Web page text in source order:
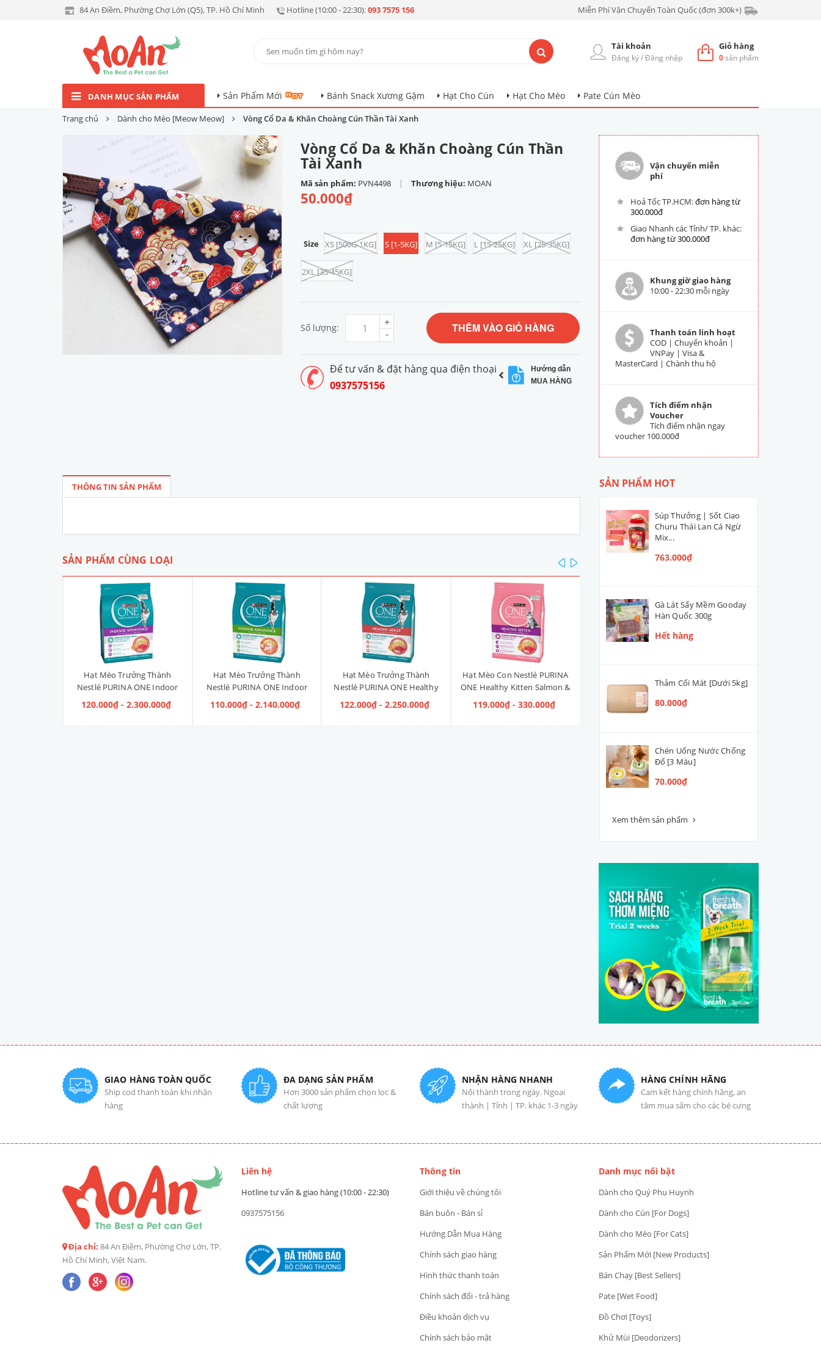
84 An Điềm, Phường Chợ Lớn (Q5), TP. Hồ Chí Minh Hotline (10:00 - 22:30):093 7575 156 Miễn Phí Vận Chuyển Toàn Quốc (đơn 300k+)
Giỏ hàng
0sản phẩm
Tài khoản
Đăng ký/Đăng nhập
DANH MỤC SẢN PHẨM Sản Phẩm Mới Bánh Snack Xương Gặm Hạt Cho Cún Hạt Cho Mèo Pate Cún Mèo
Trang chủ Dành cho Mèo [Meow Meow] Vòng Cổ Da & Khăn Choàng Cún Thần Tài Xanh
Vòng Cổ Da & Khăn Choàng Cún Thần
Tài Xanh
Mã sản phẩm: PVN4498 | Thương hiệu: MOAN
50.000₫
Size XS [500G-1KG] S [1-5KG] M [5-15KG] L [15-25KG] XL [25-35KG]
2XL [35-45KG]
Số lượng: -
+ THÊM VÀO GIỎ HÀNG
Để tư vấn & đặt hàng qua điện thoại
0937575156
Hướng dẫn
MUA HÀNG
Vận chuyển miễn
phí
Hoả Tốc TP.HCM:đơn hàng từ
300.000đ
Giao Nhanh các Tỉnh/ TP. khác:
đơn hàng từ 300.000đ
Khung giờ giao hàng
10:00 - 22:30 mỗi ngày
Thanh toán linh hoạt
COD | Chuyển khoản |
VNPay | Visa &
MasterCard | Chành thu hộ
Tích điểm nhận
Voucher
Tích điểm nhận ngay
voucher 100.000đ
THÔNG TIN SẢN PHẨM
SẢN PHẨM CÙNG LOẠI
Hạt Mèo Trưởng Thành
Nestlé PURINA ONE Indoor
Advantage Salmon & Tuna [Vị
Cá Hồi & Cá Ngừ]
120.000₫ - 2.300.000₫
Hạt Mèo Trưởng Thành
Nestlé PURINA ONE Indoor
Advantage [Vị Gà]
110.000₫ - 2.140.000₫
Hạt Mèo Trưởng Thành
Nestlé PURINA ONE Healthy
Adult Salmon & Tuna [Vị Cá
Hồi & Cá Ngừ]
122.000₫ - 2.250.000₫
Hạt Mèo Con Nestlé PURINA
ONE Healthy Kitten Salmon &
Tuna [Vị Cá Hồi & Cá Ngừ]
119.000₫ - 330.000₫
ONE Healthy Kitten [Vị Gà]
109.000₫ - 300.000₫
Ruột Cún Mèo
prev
SẢN PHẨM HOT
Súp Thưởng | Sốt Ciao
Churu Thái Lan Cá Ngừ
Mix...
763.000₫
Gà Lát Sấy Mềm Gooday
Hàn Quốc 300g
Hết hàng
Thảm Cối Mát [Dưới 5kg]
80.000₫
Chén Uống Nước Chống
Đổ [3 Màu]
70.000₫
Xem thêm sản phẩm
GIAO HÀNG TOÀN QUỐC
Ship cod thanh toán khi nhận
hàng
ĐA DẠNG SẢN PHẨM
Hơn 3000 sản phẩm chọn lọc &
chất lượng
NHẬN HÀNG NHANH
Nội thành trong ngày. Ngoại
thành | Tỉnh | TP. khác 1-3 ngày
HÀNG CHÍNH HÃNG
Cam kết hàng chính hãng, an
tâm mua sắm cho các bé cưng
Địa chỉ: 84 An Điềm, Phường Chợ Lớn, TP.
Hồ Chí Minh, Việt Nam.
Liên hệ
Hotline tư vấn & giao hàng (10:00 - 22:30)
0937575156
Thông tin
Giới thiệu về chúng tôi
Bán buôn - Bán sỉ
Hướng Dẫn Mua Hàng
Chính sách giao hàng
Hình thức thanh toán
Chính sách đổi - trả hàng
Điều khoản dịch vụ
Chính sách bảo mật
Danh mục nổi bật
Dành cho Quý Phụ Huynh
Dành cho Cún [For Dogs]
Dành cho Mèo [For Cats]
Sản Phẩm Mới [New Products]
Bán Chạy [Best Sellers]
Pate [Wet Food]
Đồ Chơi [Toys]
Khử Mùi [Deodorizers]